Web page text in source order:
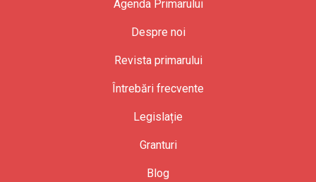
Agenda Primarului
Despre noi
Revista primarului
Întrebări frecvente
Legislație
Granturi
Blog